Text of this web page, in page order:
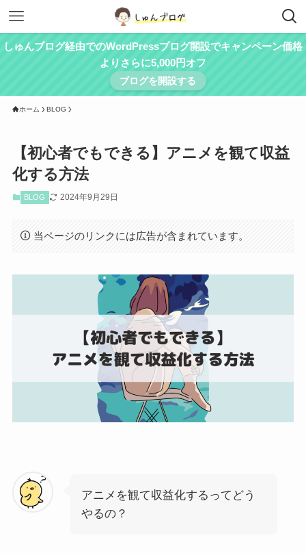
しゅんブログ経由でのWordPressブログ開設でキャンペーン価格
よりさらに5,000円オフ
ブログを開設する
ホーム BLOG
【初心者でもできる】アニメを観て収益
化する方法
BLOG 2024年9月29日
当ページのリンクには広告が含まれています。
アニメを観て収益化するってどう
やるの？